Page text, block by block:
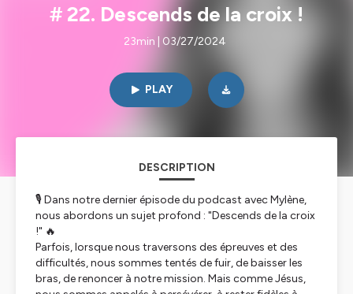
# 22. Descends de la croix !
23min | 03/27/2024
PLAY
DESCRIPTION
🎙️ Dans notre dernier épisode du podcast avec Mylène,
nous abordons un sujet profond : "Descends de la croix
!" 🔥
Parfois, lorsque nous traversons des épreuves et des
difficultés, nous sommes tentés de fuir, de baisser les
bras, de renoncer à notre mission. Mais comme Jésus,